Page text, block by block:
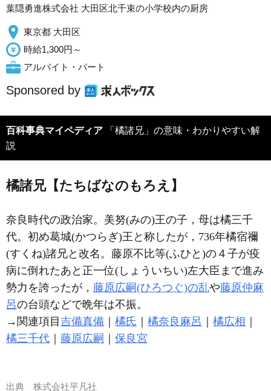
葉隠勇進株式会社 大田区北千束の小学校内の厨房
東京都 大田区
時給1,300円～
アルバイト・パート
Sponsored by
百科事典マイペディア
説
橘諸兄【たちばなのもろえ】
奈良時代の政治家。美努(みの)王の子，母は橘三千
代。初め葛城(かつらぎ)王と称したが，736年橘宿禰
(すくね)諸兄と改名。藤原不比等(ふひと)の４子が疫
病に倒れたあと正一位(しょういちい)左大臣まで進み
勢力を誇ったが， 藤原広嗣(ひろつぐ)の乱や藤原仲麻
呂の台頭などで晩年は不振。
→関連項目 吉備真備 橘氏 橘奈良麻呂 橘広相
橘三千代
藤原広嗣 保良宮
出典 株式会社平凡社